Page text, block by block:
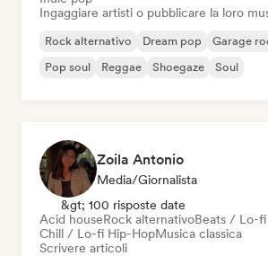
Ingaggiare artisti o pubblicare la loro
Rock alternativo Dream pop Garage
Pop soul
Reggae Shoegaze Soul
Zoila Antonio
Media/Giornalista
&gt; 100 risposte date
Acid houseRock alternativoBeats / Lo-fi
Chill / Lo-fi Hip-HopMusica classica
Scrivere articoli